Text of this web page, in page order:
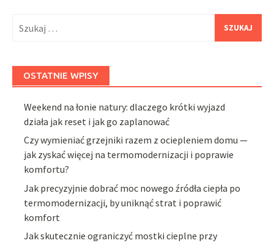
OSTATNIE WPISY
Weekend na łonie natury: dlaczego krótki wyjazd
działa jak reset i jak go zaplanować
Czy wymieniać grzejniki razem z ociepleniem domu —
jak zyskać więcej na termomodernizacji i poprawie
komfortu?
Jak precyzyjnie dobrać moc nowego źródła ciepła po
termomodernizacji, by uniknąć strat i poprawić
komfort
Jak skutecznie ograniczyć mostki cieplne przy